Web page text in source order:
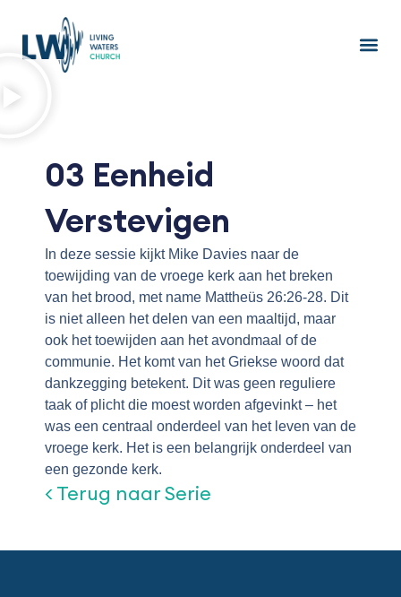
naar
03 Eenheid
Verstevigen
In deze sessie kijkt Mike Davies naar de
toewijding van de vroege kerk aan het breken
van het brood, met name Mattheüs 26:26-28. Dit
is niet alleen het delen van een maaltijd, maar
ook het toewijden aan het avondmaal of de
communie. Het komt van het Griekse woord dat
dankzegging betekent. Dit was geen reguliere
taak of plicht die moest worden afgevinkt – het
was een centraal onderdeel van het leven van de
vroege kerk. Het is een belangrijk onderdeel van
een gezonde kerk.
< Terug naar Serie